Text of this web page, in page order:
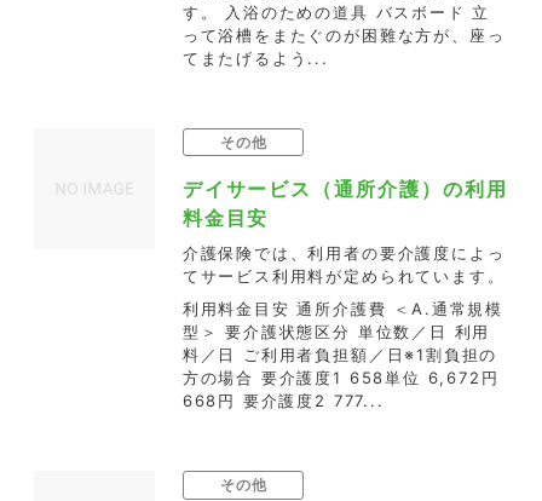
す。 入浴のための道具 バスボード 立
って浴槽をまたぐのが困難な方が、座っ
てまたげるよう...
その他
デイサービス（通所介護）の利用
料金目安
介護保険では、利用者の要介護度によっ
てサービス利用料が定められています。
利用料金目安 通所介護費 ＜A.通常規模
型＞ 要介護状態区分 単位数／日 利用
料／日 ご利用者負担額／日※1割負担の
方の場合 要介護度1 658単位 6,672円
668円 要介護度2 777...
その他